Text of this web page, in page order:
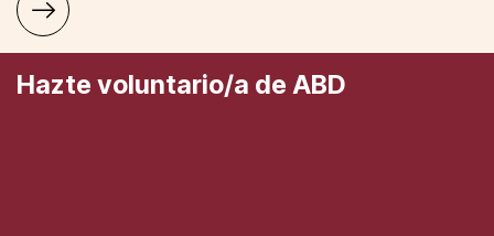
Hazte voluntario/a de ABD